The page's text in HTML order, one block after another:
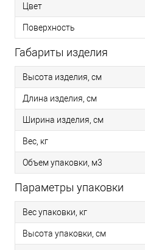
Цвет
Поверхность
Габариты изделия
Высота изделия, см
Длина изделия, см
Ширина изделия, см
Вес, кг
Объем упаковки, м3
Параметры упаковки
Вес упаковки, кг
Высота упаковки, см